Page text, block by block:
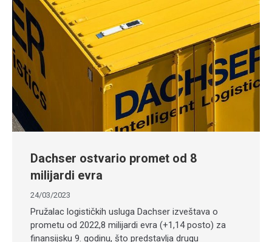
Dachser ostvario promet od 8
milijardi evra
24/03/2023
Pružalac logističkih usluga Dachser izveštava o
prometu od 2022,8 milijardi evra (+1,14 posto) za
finansijsku 9. godinu, što predstavlja drugu